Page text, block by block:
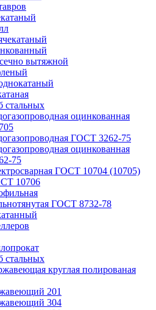
вытяжной
стальных
оцинкованная
ГОСТ 3262-75
оцинкованная
75
ГОСТ 10704 (10705)
10706
ГОСТ 8732-78
стальных
круглая полированая
201
304